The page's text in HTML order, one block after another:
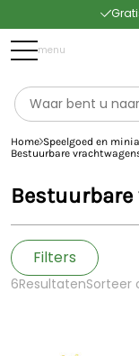
menu
Home Speelgoed en
Bestuurbare
Filters
6ResultatenSorteer